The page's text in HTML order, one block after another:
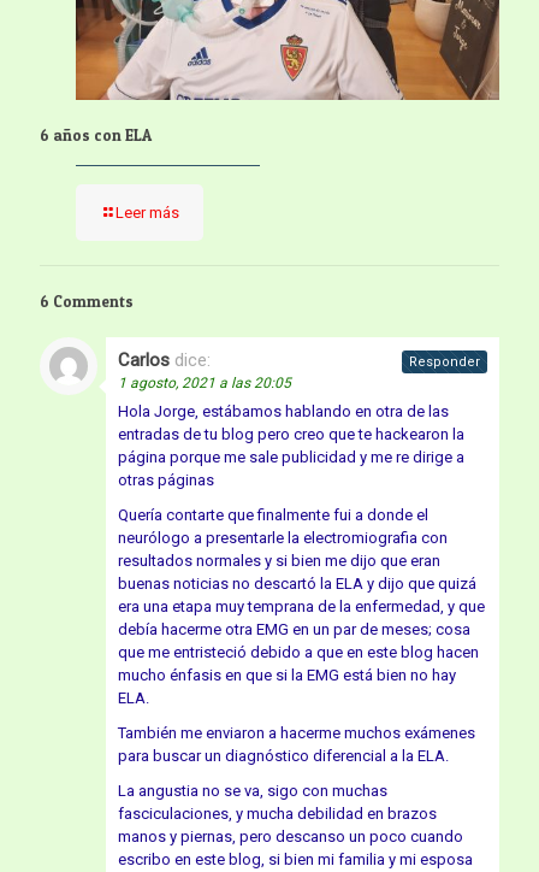
6 años con ELA
Leer más
6 Comments
Carlos dice:
1 agosto, 2021 a las 20:05
Hola Jorge, estábamos hablando en otra de las
entradas de tu blog pero creo que te hackearon la
página porque me sale publicidad y me re dirige a
otras páginas
Quería contarte que finalmente fui a donde el
neurólogo a presentarle la electromiografia con
resultados normales y si bien me dijo que eran
buenas noticias no descartó la ELA y dijo que quizá
era una etapa muy temprana de la enfermedad, y que
debía hacerme otra EMG en un par de meses; cosa
que me entristeció debido a que en este blog hacen
mucho énfasis en que si la EMG está bien no hay
ELA.
También me enviaron a hacerme muchos exámenes
para buscar un diagnóstico diferencial a la ELA.
La angustia no se va, sigo con muchas
fasciculaciones, y mucha debilidad en brazos
manos y piernas, pero descanso un poco cuando
escribo en este blog, si bien mi familia y mi esposa
Responder